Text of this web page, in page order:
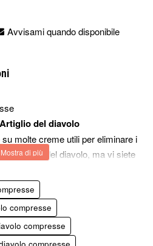
Avvisami quando disponibile
del diavolo
molte creme utili per eliminare i
l’artiglio del diavolo, ma vi siete
fa parte della medicina del
ma poi è arrivata perfino nel
in diversi territori italiani.
Artiglio del diavolo ritroviamo
compresse
compresse